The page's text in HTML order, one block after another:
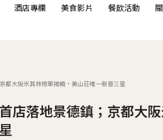
酒店專欄 美食影片 餐飲活動
都大阪米其林榜單揭曉，美山荘唯一新晉三星
店落地景德鎮；京都大